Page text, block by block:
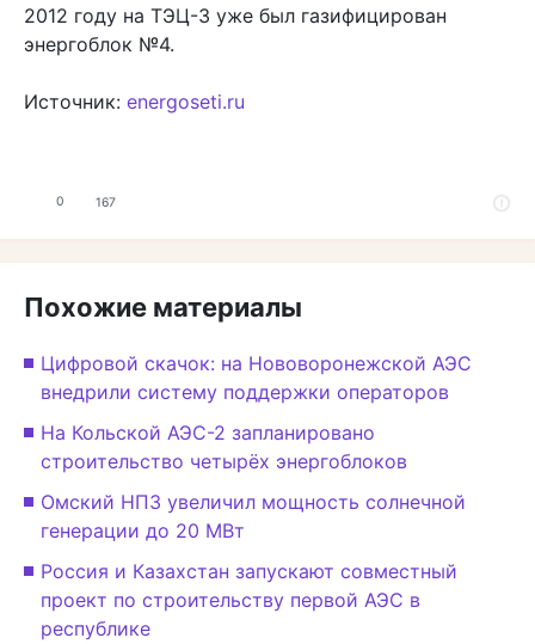
2012 году на ТЭЦ-3 уже был газифицирован
энергоблок №4.
Источник: energoseti.ru
0 167
Похожие материалы
Цифровой скачок: на Нововоронежской АЭС
внедрили систему поддержки операторов
На Кольской АЭС-2 запланировано
строительство четырёх энергоблоков
Омский НПЗ увеличил мощность солнечной
генерации до 20 МВт
Россия и Казахстан запускают совместный
проект по строительству первой АЭС в
республике